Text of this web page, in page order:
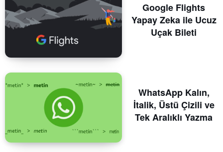
Google Flights
Yapay Zeka ile Ucuz
Uçak Bileti
WhatsApp Kalın,
İtalik, Üstü Çizili ve
Tek Aralıklı Yazma